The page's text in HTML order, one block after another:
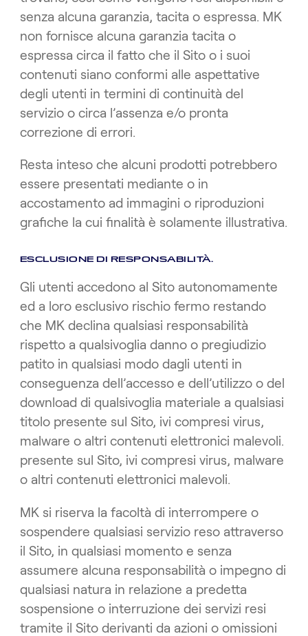
senza alcuna garanzia, tacita o espressa. MK
non fornisce alcuna garanzia tacita o
espressa circa il fatto che il Sito o i suoi
contenuti siano conformi alle aspettative
degli utenti in termini di continuità del
servizio o circa l’assenza e/o pronta
correzione di errori.
Resta inteso che alcuni prodotti potrebbero
essere presentati mediante o in
accostamento ad immagini o riproduzioni
grafiche la cui finalità è solamente illustrativa.
ESCLUSIONE DI RESPONSABILITÀ.
Gli utenti accedono al Sito autonomamente
ed a loro esclusivo rischio fermo restando
che MK declina qualsiasi responsabilità
rispetto a qualsivoglia danno o pregiudizio
patito in qualsiasi modo dagli utenti in
conseguenza dell’accesso e dell’utilizzo o del
download di qualsivoglia materiale a qualsiasi
titolo presente sul Sito, ivi compresi virus,
malware o altri contenuti elettronici malevoli.
presente sul Sito, ivi compresi virus, malware
o altri contenuti elettronici malevoli.
MK si riserva la facoltà di interrompere o
sospendere qualsiasi servizio reso attraverso
il Sito, in qualsiasi momento e senza
assumere alcuna responsabilità o impegno di
qualsiasi natura in relazione a predetta
sospensione o interruzione dei servizi resi
tramite il Sito derivanti da azioni o omissioni